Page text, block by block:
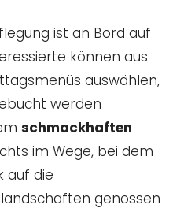
ist an Bord auf
können aus
auswählen,
werden
schmackhaften
im Wege, bei dem
auf die
genossen